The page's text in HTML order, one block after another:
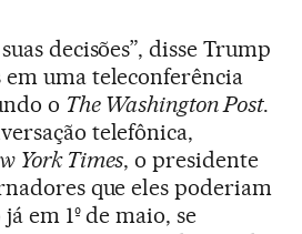
decisões”, disse Trump
em uma teleconferência
o The Washington Post.
telefônica,
York Times, o presidente
que eles poderiam
em 1º de maio, se